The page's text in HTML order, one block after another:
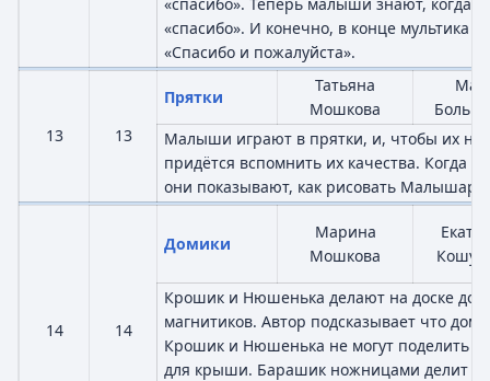
«спасибо». И конечно, в конце мультика
«Спасибо и пожалуйста».
13 13
Прятки
Татьяна
Мошкова
Малыши играют в прятки, и, чтобы их
придётся вспомнить их качества. Когда
они показывают, как рисовать
14 14
Домики
Марина
Мошкова
Крошик и Нюшенька делают на доске
магнитиков. Автор подсказывает что
Крошик и Нюшенька не могут поделить
для крыши. Барашик ножницами делит